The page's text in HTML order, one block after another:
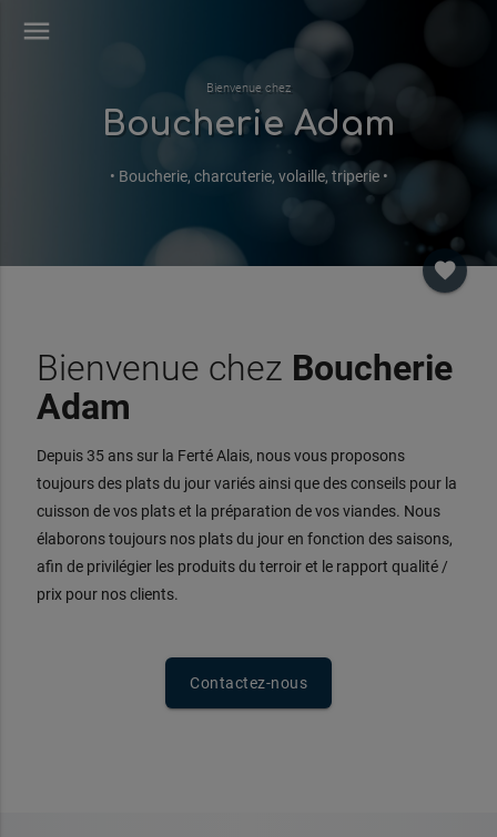
menu
Bienvenue chez
Boucherie Adam
• Boucherie, charcuterie, volaille, triperie •
favorite
Bienvenue chez Boucherie
Adam
Depuis 35 ans sur la Ferté Alais, nous vous proposons
toujours des plats du jour variés ainsi que des conseils pour la
cuisson de vos plats et la préparation de vos viandes. Nous
élaborons toujours nos plats du jour en fonction des saisons,
afin de privilégier les produits du terroir et le rapport qualité /
prix pour nos clients.
Contactez-nous